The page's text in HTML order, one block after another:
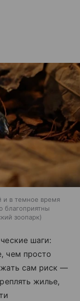
и в темное время
благоприятны
зоопарк
шаги:
чем просто
сам риск —
жилье,